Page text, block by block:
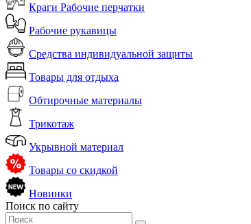
Краги Рабочие перчатки
Рабочие рукавицы
Средства индивидуальной защиты
Товары для отдыха
Обтирочные материалы
Трикотаж
Укрывной материал
Товары со скидкой
Новинки
Поиск по сайту